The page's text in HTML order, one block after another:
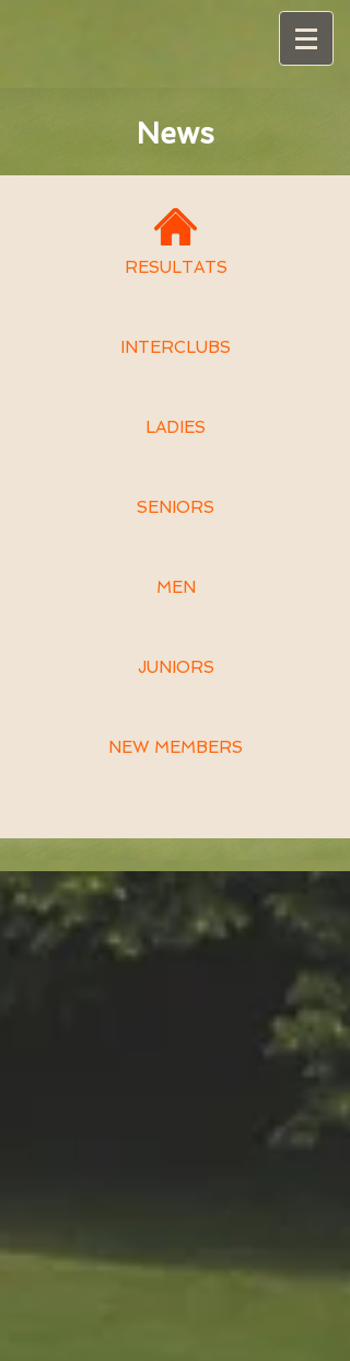
News
RESULTATS
INTERCLUBS
LADIES
SENIORS
MEN
JUNIORS
NEW MEMBERS